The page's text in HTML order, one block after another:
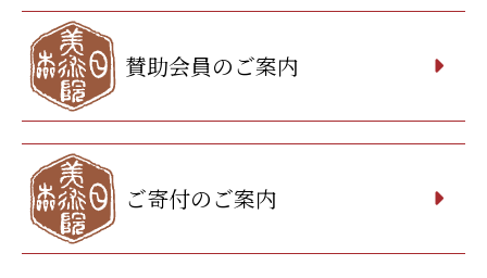
賛助会員のご案内
ご寄付のご案内